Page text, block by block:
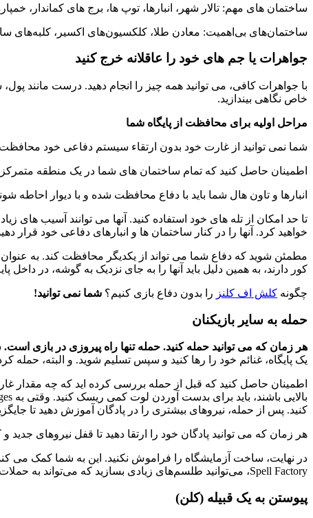
ساختمان های مهم: تالار شهر، انبارها، توپ ها، برج های کماندار،
ساختمان‌های بی‌اهمیت: معادن طلا، کلکسیون‌های اکسیر، کلبه‌های
جواهرات یا جم های خود را عاقلانه خرج کنید
خاص نگاهی بیندازید.
مراحل اولیه برای محافظت از پایگاه شما
شما نمی توانید از غارت خود بدون ارتقاء سیستم دفاعی خود محافظت
اطمینان حاصل کنید که تمام ساختمان های شما در یک منطقه متمرکز
انبارها و تاون هال شما باید با دفاع محافظت شده و با دیوار احاطه
تا حد امکان از تله های خود استفاده کنید. آنها می توانند آسیب های
خواهید کرد. آنها را در کنار ساختمان ها و انبارهای دفاعی خود قرار
مطمئن شوید که دفاع شما می تواند از یکدیگر محافظت کند. به عنوان
کور دارند، به همین دلیل باید آنها را به جای نزدیک به گوشه، در داخل
چگونه کلش اف کلنز را بدون دفاع بازی کنیم؟ شما نمی توانید!
حمله به سایر بازیکنان
هر زمان که می توانید حمله کنید. حمله تنها راه پیروزی در بازی است.
یک پایگاه، غنائم خود را رها کنید و سپس تسلیم شوید. و البته،
اطمینان حاصل کنید که قبل از حمله بررسی کرده اید که چه مقدار
کنید. پس از حمله، نیروهای بیشتری را در پادگان آموزش دهید تا
هر زمان که می توانید پادگان خود را ارتقا دهید تا قفل نیروهای جدید و
Spell Factory، می‌توانید طلسم‌های زیادی بسازید که می‌تواند به حملات شما کمک زیادی کند.
پیوستن به یک قبیله (کلن)